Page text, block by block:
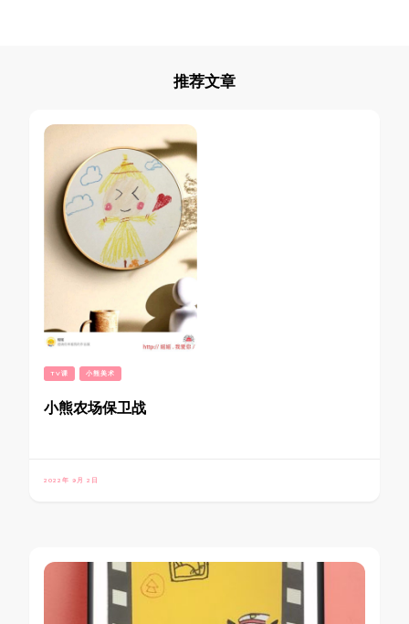
推荐文章
TV课 小熊美术
小熊农场保卫战
2022年 9月 2日